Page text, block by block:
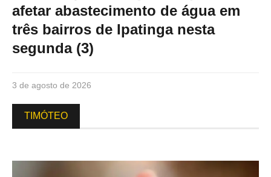
afetar abastecimento de água em
três bairros de Ipatinga nesta
segunda (3)
3 de agosto de 2026
TIMÓTEO